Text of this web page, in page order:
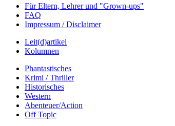
Für Eltern, Lehrer und "Grown-ups"
FAQ
Impressum / Disclaimer
Leit(d)artikel
Kolumnen
Phantastisches
Krimi / Thriller
Historisches
Western
Abenteuer/Action
Off Topic